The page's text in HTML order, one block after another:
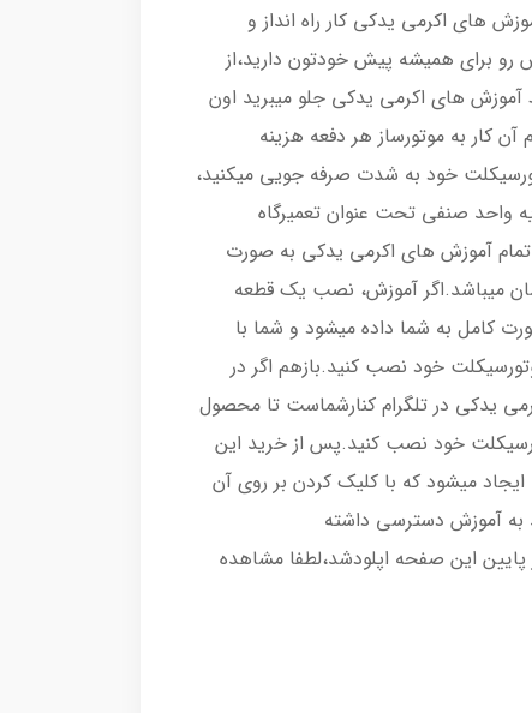
های اکرمی یدکی کار راه انداز و
رو برای همیشه پیش خودتون دارید،از
آموزش های اکرمی یدکی جلو میبرید اون
آن کار به موتورساز هر دفعه هزینه
خود به شدت صرفه جویی میکنید،
واحد صنفی تحت عنوان تعمیرگاه
آموزش های اکرمی یدکی به صورت
میباشد.اگر آموزش، نصب یک قطعه
کامل به شما داده میشود و شما با
خود نصب کنید.بازهم اگر در
یدکی در تلگرام کنارشماست تا محصول
خود نصب کنید.پس از خرید این
میشود که با کلیک کردن بر روی آن
به آموزش دسترسی داشته
پایین این صفحه اپلودشد،لطفا مشاهده